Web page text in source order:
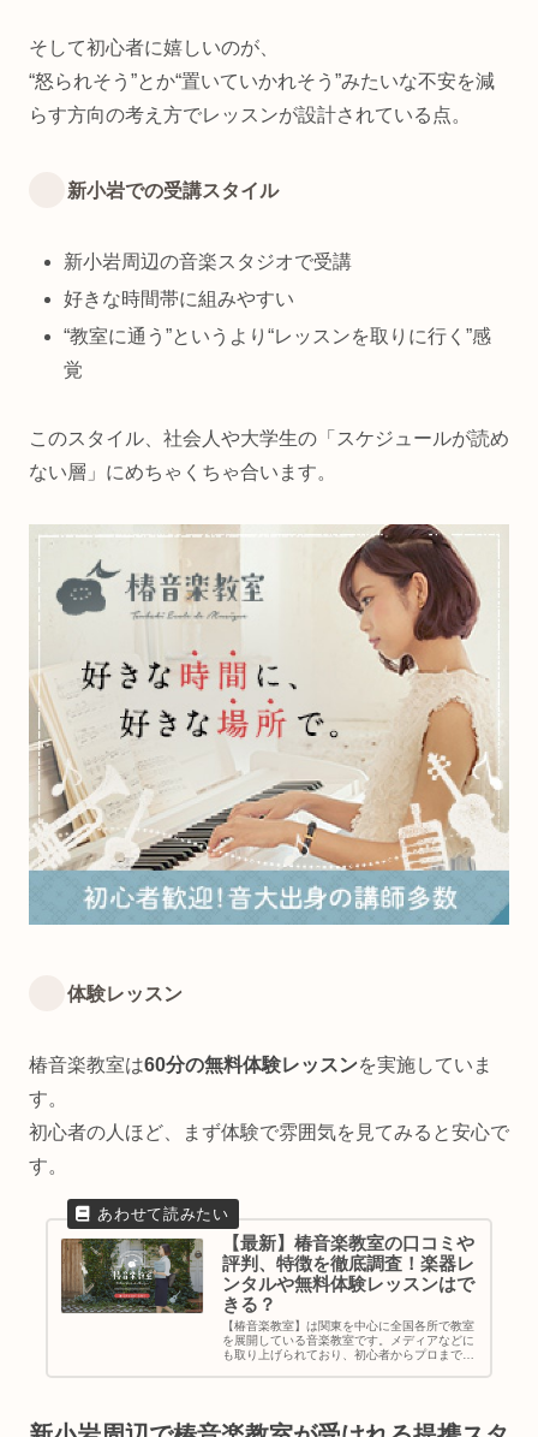
そして初心者に嬉しいのが、
“怒られそう”とか“置いていかれそう”みたいな不安を減
らす方向の考え方でレッスンが設計されている点。
新小岩での受講スタイル
新小岩周辺の音楽スタジオで受講
好きな時間帯に組みやすい
“教室に通う”というより“レッスンを取りに行く”感
覚
このスタイル、社会人や大学生の「スケジュールが読め
ない層」にめちゃくちゃ合います。
体験レッスン
椿音楽教室は60分の無料体験レッスンを実施していま
す。
初心者の人ほど、まず体験で雰囲気を見てみると安心で
す。
【最新】椿音楽教室の口コミや
評判、特徴を徹底調査！楽器レ
ンタルや無料体験レッスンはで
きる？
【椿音楽教室】は関東を中心に全国各所で教室
を展開している音楽教室です。メディアなどに
も取り上げられており、初心者からプロまで通